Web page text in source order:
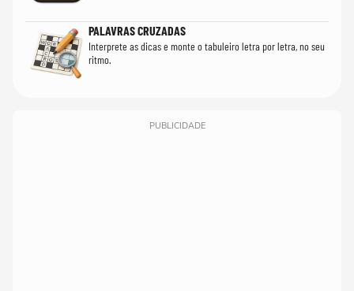
PALAVRAS CRUZADAS
Interprete as dicas e monte o tabuleiro letra por letra, no seu
ritmo.
PUBLICIDADE